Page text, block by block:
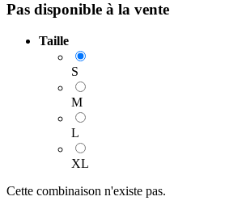
Pas disponible à la vente
Taille
S
M
L
XL
Cette combinaison n'existe pas.